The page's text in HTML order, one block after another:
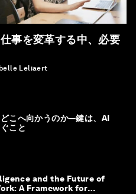
事を変革する中、必要
Leliaert
こへ向かうのか―鍵は、AI
こと
and the Future of
A Framework for